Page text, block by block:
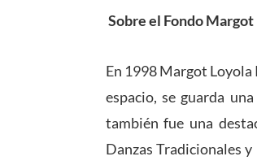
Sobre el Fondo Margot
En 1998 Margot Loyola
espacio, se guarda
también fue una
Danzas Tradicionales